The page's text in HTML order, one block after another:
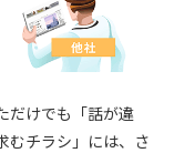
だけでも「話が違
むチラシ」には、さ